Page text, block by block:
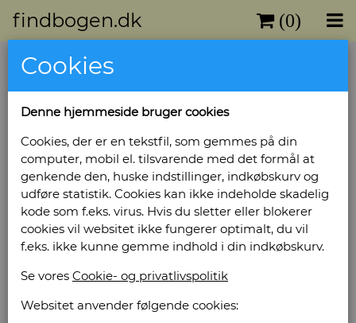
findbogen.dk (0)
Cookies
Denne hjemmeside bruger cookies
Cookies, der er en tekstfil, som gemmes på din
computer, mobil el. tilsvarende med det formål at
genkende den, huske indstillinger, indkøbskurv og
udføre statistik. Cookies kan ikke indeholde skadelig
kode som f.eks. virus. Hvis du sletter eller blokerer
cookies vil websitet ikke fungerer optimalt, du vil
f.eks. ikke kunne gemme indhold i din indkøbskurv.
Se vores Cookie- og privatlivspolitik
Websitet anvender følgende cookies: